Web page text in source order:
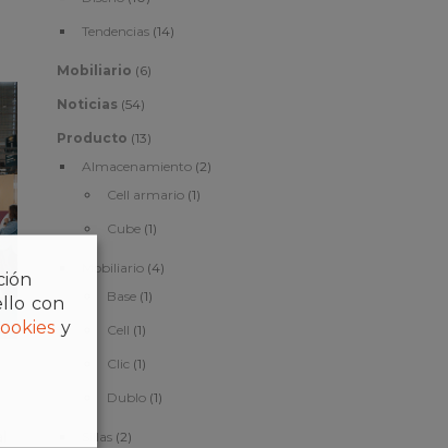
Tendencias(14)
Mobiliario (6)
Noticias (54)
Producto (13)
Almacenamiento(2)
Cell armario(1)
Cube(1)
Mobiliario(4)
Base(1)
Cell (1)
Clic (1)
Dublo(1)
Sillas(2)
con
y